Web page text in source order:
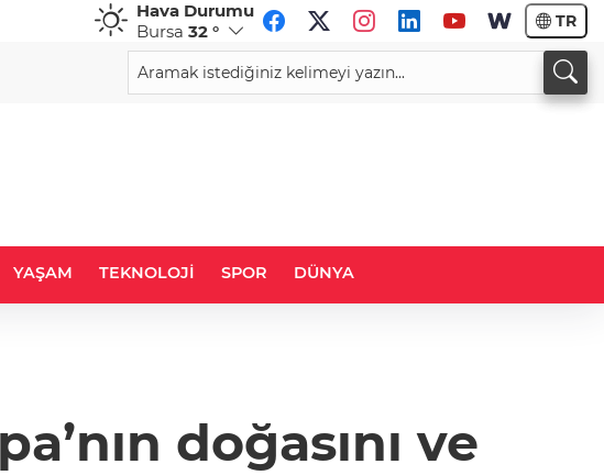
Hava Durumu
Bursa 32 ° TR
CHF
59,0083%0,82
34,1883
YAŞAM TEKNOLOJİ SPOR DÜNYA
doğasını ve